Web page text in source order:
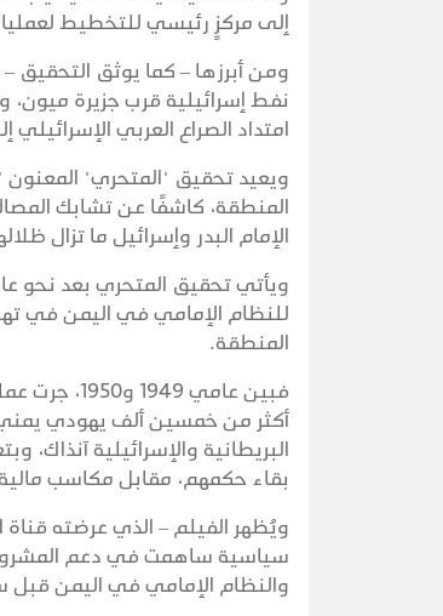
إلى مركزٍ رئيسي للتخطيط
ومن أبرزها – كما يوثق
نفط إسرائيلية قرب جزيرة
امتداد الصراع العربي الإسرائيلي
ويعيد تحقيق "المتحري" المعنون
المنطقة، كاشفًا عن تشابك
الإمام البدر وإسرائيل ما تزال
ويأتي تحقيق المتحري بعد نحو
للنظام الإمامي في اليمن في
المنطقة.
أكثر من خمسين ألف يهودي
البريطانية والإسرائيلية
بقاء حكمهم، مقابل مكاسب
سياسية ساهمت في دعم المشروع
والنظام الإمامي في اليمن قبل سقوطه بثورة